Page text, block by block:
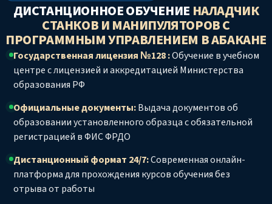
ДИСТАНЦИОННОЕ ОБУЧЕНИЕ НАЛАДЧИК
СТАНКОВ И МАНИПУЛЯТОРОВ С
ПРОГРАММНЫМ УПРАВЛЕНИЕМ В АБАКАНЕ
Государственная лицензия №128 :Обучение в учебном
центре с лицензией и аккредитацией Министерства
образования РФ
Официальные документы:Выдача документов об
образовании установленного образца с обязательной
регистрацией в ФИС ФРДО
Дистанционный формат 24/7:Современная онлайн-
платформа для прохождения курсов обучения без
отрыва от работы